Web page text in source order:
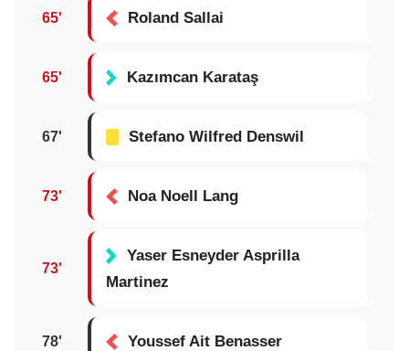
65' Roland Sallai
65' Kazımcan Karataş
67' Stefano Wilfred Denswil
73' Noa Noell Lang
73'
Yaser Esneyder Asprilla
Martinez
78' Youssef Ait Benasser